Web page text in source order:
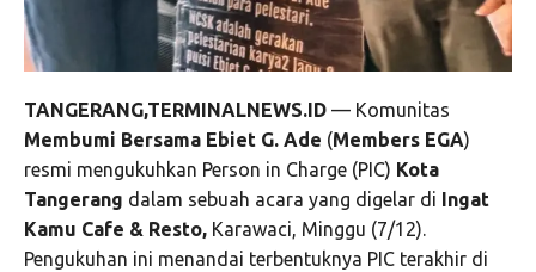
TANGERANG,TERMINALNEWS.ID — Komunitas
Membumi Bersama Ebiet G. Ade (Members EGA)
resmi mengukuhkan Person in Charge (PIC) Kota
Tangerang dalam sebuah acara yang digelar di Ingat
Kamu Cafe & Resto, Karawaci, Minggu (7/12).
Pengukuhan ini menandai terbentuknya PIC terakhir di